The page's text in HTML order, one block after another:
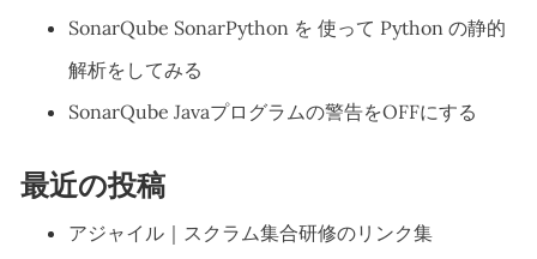
SonarQube SonarPython を 使って Python の静的
解析をしてみる
SonarQube Javaプログラムの警告をOFFにする
最近の投稿
アジャイル｜スクラム集合研修のリンク集